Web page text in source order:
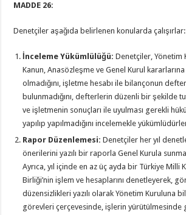
MADDE 26:
Denetçiler aşağıda belirlenen konularda çalışırlar:
İnceleme Yükümlülüğü:Denetçiler, Yönetim
Kanun, Anasözleşme ve Genel Kurul
olmadığını, işletme hesabı ile bilançonun
bulunmadığını, defterlerin düzenli bir şekilde
ve işletmenin sonuçları ile uyulması gerekli
yapılıp yapılmadığını incelemekle
Rapor Düzenlemesi: Denetçiler her yıl
önerilerini yazılı bir raporla Genel Kurula
Ayrıca, yıl içinde en az üç ayda bir Türkiye Milli
Birliği’nin işlem ve hesaplarını denetleyerek,
düzensizlikleri yazılı olarak Yönetim Kuruluna
görevleri çerçevesinde, işlerin yürütülmesinde